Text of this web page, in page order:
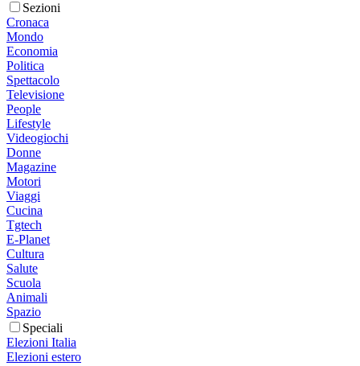
Sezioni
Cronaca
Mondo
Economia
Politica
Spettacolo
Televisione
People
Lifestyle
Videogiochi
Donne
Magazine
Motori
Viaggi
Cucina
Tgtech
E-Planet
Cultura
Salute
Scuola
Animali
Spazio
Speciali
Elezioni Italia
Elezioni estero